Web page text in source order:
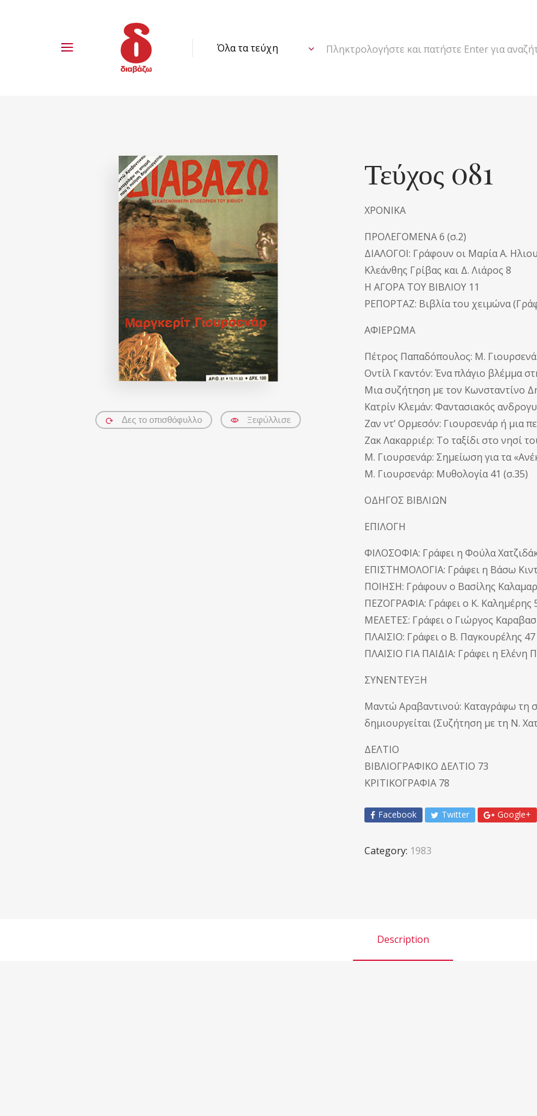
Πληκτρολογήστε και πατήστε Enter για
Δες το οπισθόφυλλο Ξεφύλλισε
Τεύχος 081
ΧΡΟΝΙΚΑ
ΠΡΟΛΕΓΟΜΕΝΑ 6 (σ.2)
ΔΙΑΛΟΓΟΙ: Γράφουν οι Μαρία Α.
Κλεάνθης Γρίβας και Δ. Λιάρος 8
Η ΑΓΟΡΑ ΤΟΥ ΒΙΒΛΙΟΥ 11
ΡΕΠΟΡΤΑΖ: Βιβλία του χειμώνα
ΑΦΙΕΡΩΜΑ
Πέτρος Παπαδόπουλος: Μ.
Οντίλ Γκαντόν: Ένα πλάγιο βλέμμα
Μια συζήτηση με τον Κωνσταντίνο
Κατρίν Κλεμάν: Φαντασιακός
Ζαν ντ’ Ορμεσόν: Γιουρσενάρ ή μια
Ζακ Λακαρριέρ: Το ταξίδι στο νησί
Μ. Γιουρσενάρ: Σημείωση για τα
Μ. Γιουρσενάρ: Μυθολογία 41 (σ.35)
ΟΔΗΓΟΣ ΒΙΒΛΙΩΝ
ΕΠΙΛΟΓΗ
ΦΙΛΟΣΟΦΙΑ: Γράφει η Φούλα
ΕΠΙΣΤΗΜΟΛΟΓΙΑ: Γράφει η Βάσω
ΠΟΙΗΣΗ: Γράφουν ο Βασίλης
ΠΕΖΟΓΡΑΦΙΑ: Γράφει ο Κ. Καλημέρης
ΜΕΛΕΤΕΣ: Γράφει ο Γιώργος
ΠΛΑΙΣΙΟ: Γράφει ο Β. Παγκουρέλης 47
ΠΛΑΙΣΙΟ ΓΙΑ ΠΑΙΔΙΑ: Γράφει η Ελένη
ΣΥΝΕΝΤΕΥΞΗ
Μαντώ Αραβαντινού: Καταγράφω τη
δημιουργείται (Συζήτηση με τη Ν.
ΔΕΛΤΙΟ
ΒΙΒΛΙΟΓΡΑΦΙΚΟ ΔΕΛΤΙΟ 73
ΚΡΙΤΙΚΟΓΡΑΦΙΑ 78
Facebook Twitter Google+
Category: 1983
Description